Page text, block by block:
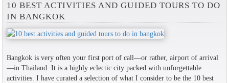
10 BEST ACTIVITIES AND GUIDED TOURS TO DO
IN BANGKOK
Bangkok is very often your first port of call—or rather, airport of arrival
—in Thailand. It is a highly eclectic city packed with unforgettable
activities. I have curated a selection of what I consider to be the 10 best